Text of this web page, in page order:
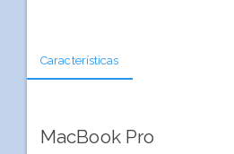
Características
MacBook Pro